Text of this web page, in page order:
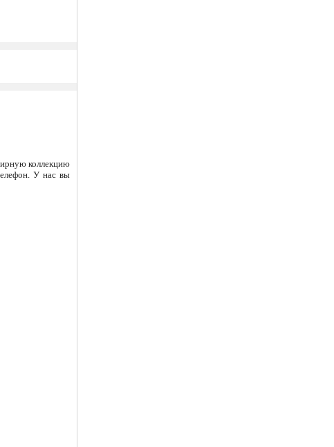
коллекцию
У нас вы